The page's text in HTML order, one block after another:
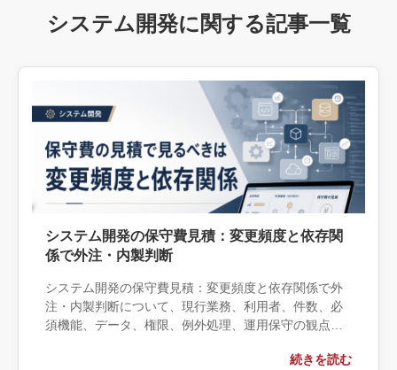
システム開発に関する記事一覧
システム開発の保守費見積：変更頻度と依存関
係で外注・内製判断
システム開発の保守費見積：変更頻度と依存関係で外
注・内製判断について、現行業務、利用者、件数、必
須機能、データ、権限、例外処理、運用保守の観点か
範囲と外部へ相談する条件、相談前に用意する情報、
続きを読む